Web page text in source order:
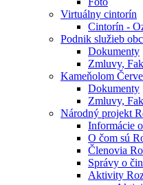
Virtuálny cintorín
Cintorín -
Podnik služieb
Dokumenty
Zmluvy,
Kameňolom
Dokumenty
Zmluvy,
Národný projekt
Informácie
O čom sú
Členovia
Správy o
Aktivity